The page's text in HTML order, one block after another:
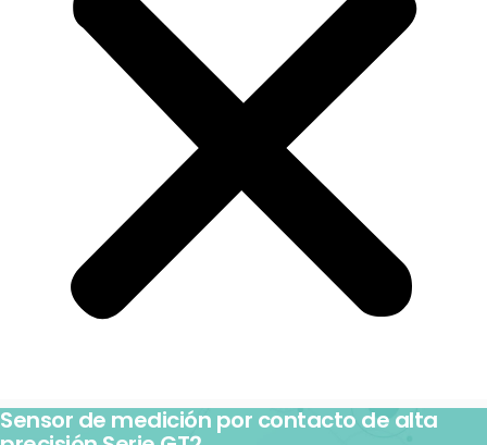
Sensor de medición por contacto de alta